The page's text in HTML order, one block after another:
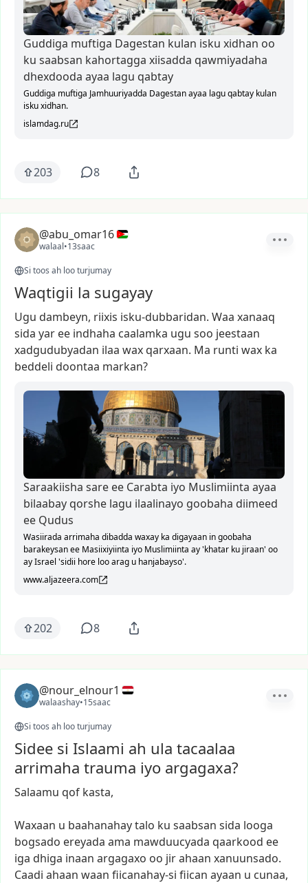
Guddiga muftiga Dagestan kulan isku xidhan oo
ku saabsan kahortagga xiisadda qawmiyadaha
dhexdooda ayaa lagu qabtay
Guddiga muftiga Jamhuuriyadda Dagestan ayaa lagu qabtay kulan
isku xidhan.
islamdag.ru
203 8
@abu_omar16
walaal•13saac
Si toos ah loo turjumay
Waqtigii la sugayay
Ugu dambeyn, riixis isku-dubbaridan. Waa xanaaq
sida yar ee indhaha caalamka ugu soo jeestaan
xadgudubyadan ilaa wax qarxaan. Ma runti wax ka
beddeli doontaa markan?
Saraakiisha sare ee Carabta iyo Muslimiinta ayaa
bilaabay qorshe lagu ilaalinayo goobaha diimeed
ee Qudus
Wasiirada arrimaha dibadda waxay ka digayaan in goobaha
barakeysan ee Masiixiyiinta iyo Muslimiinta ay 'khatar ku jiraan' oo
ay Israel 'sidii hore loo arag u hanjabayso'.
www.aljazeera.com
202 8
@nour_elnour1
walaashay•15saac
Si toos ah loo turjumay
Sidee si Islaami ah ula tacaalaa
arrimaha trauma iyo argagaxa?
Salaamu qof kasta,
Waxaan u baahanahaytalo ku saabsan sida looga
bogsado ereyada ama mawduucyada qaarkood ee
iga dhiga inaan argagaxo oo jirahaan xanuunsado.
Caadi ahaan waan fiicanahay-si fiican ayaan u cunaa,